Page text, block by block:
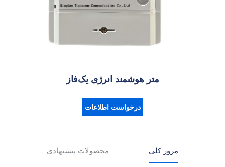
متر هوشمند انرژی یک‌فاز
درخواست اطلاعات
مرور کلی محصولات پیشنهادی